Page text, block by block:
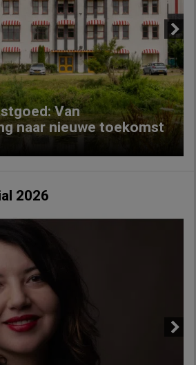
Van
naar nieuwe toekomst
Next
2026